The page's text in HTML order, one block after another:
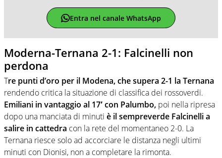
Entra nel canale WhatsApp
Moderna-Ternana 2-1: Falcinelli non
perdona
Tre punti d’oro per il Modena, che supera 2-1 la Ternana
rendendo critica la situazione di classifica dei rossoverdi.
Emiliani in vantaggio al 17′ con Palumbo, poi nella ripresa
dopo una manciata di minuti è il sempreverde Falcinelli a
salire in cattedra con la rete del momentaneo 2-0. La
Ternana riesce solo ad accorciare le distanza negli ultimi
minuti con Dionisi, non a completare la rimonta.